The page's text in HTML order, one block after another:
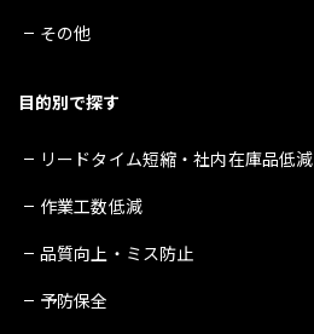
その他
目的別で探す
リードタイム短縮・社内在庫品低減
作業工数低減
品質向上・ミス防止
予防保全